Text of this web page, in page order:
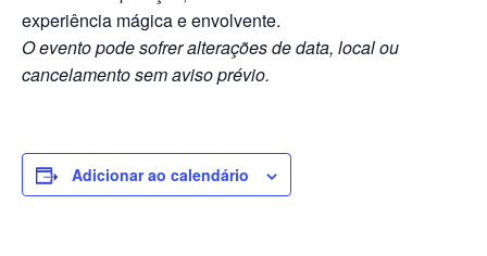
experiência mágica e envolvente.
O evento pode sofrer alterações de data, local ou
cancelamento sem aviso prévio.
Adicionar ao calendário